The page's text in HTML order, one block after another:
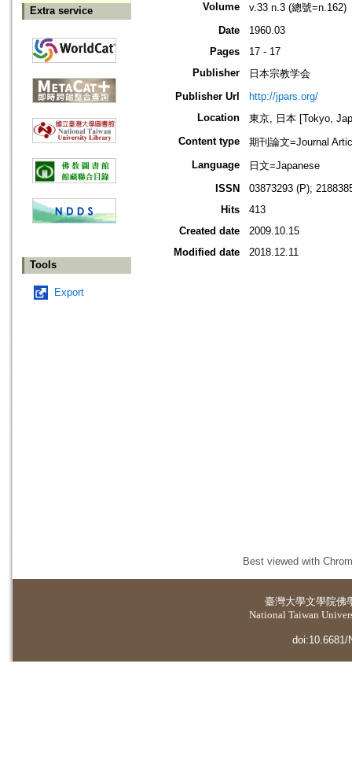
Extra service
Tools
Export
Volume
v.33 n.3 (總號=n.162)
Date
1960.03
Pages
17 - 17
Publisher
日本宗教学会
Publisher Url
http://jpars.org/
Location
東京, 日本 [Tokyo,
Content type
期刊論文=Journal
Language
日文=Japanese
ISSN
03873293 (P);
Hits
413
Created date
2009.10.15
Modified date
2018.12.11
Best viewed with
臺灣大學文學院佛
National Taiwan
doi:10.6681/